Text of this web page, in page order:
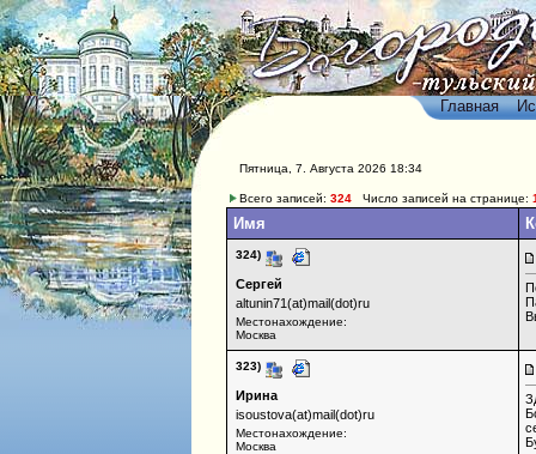
Главная
Пятница, 7. Августа 2026 18:34
Всего записей: 324Число записей на странице:
Имя
324)
Сергей
altunin71(at)mail(dot)ru
Местонахождение:
Москва
323)
Ирина
isoustova(at)mail(dot)ru
Местонахождение:
Москва